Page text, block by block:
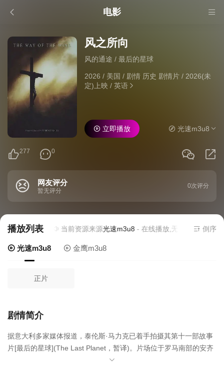
电影
风之所向
风的通途 / 最后的星球
2026 / 美国 / 剧情 历史 剧情片/ 2026(未
定)上映 / 英语
277 0
立即播放 光速m3u8
网友评分
暂无评分
0次评分
播放列表 当前资源来源光速m3u8- 在线播放,无需安装播放器
倒序
光速m3u8 金鹰m3u8
正片
剧情简介
据意大利多家媒体报道，泰伦斯·马力克已着手拍摄其第十一部故事
片[最后的星球](The Last Planet，暂译)。片场位于罗马南部的安齐
奥附近，尤其是托尔·卡尔达拉自然保护区。据悉，这部电影将通过